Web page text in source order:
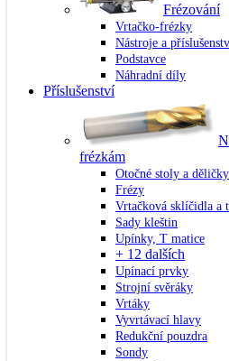
Frézování
Vrtačko-frézky
Nástroje a
Podstavce
Náhradní díly
Příslušenství
frézkám
Otočné stoly a děličky
Frézy
Vrtačková sklíčidla a
Sady kleštin
Upínky, T matice
+ 12 dalších
Upínací prvky
Strojní svěráky
Vrtáky
Vyvrtávací hlavy
Redukční pouzdra
Sondy